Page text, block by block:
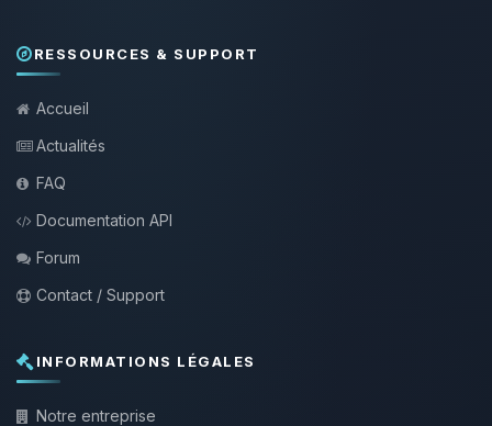
RESSOURCES & SUPPORT
Accueil
Actualités
FAQ
Documentation API
Forum
Contact / Support
INFORMATIONS LÉGALES
Notre entreprise